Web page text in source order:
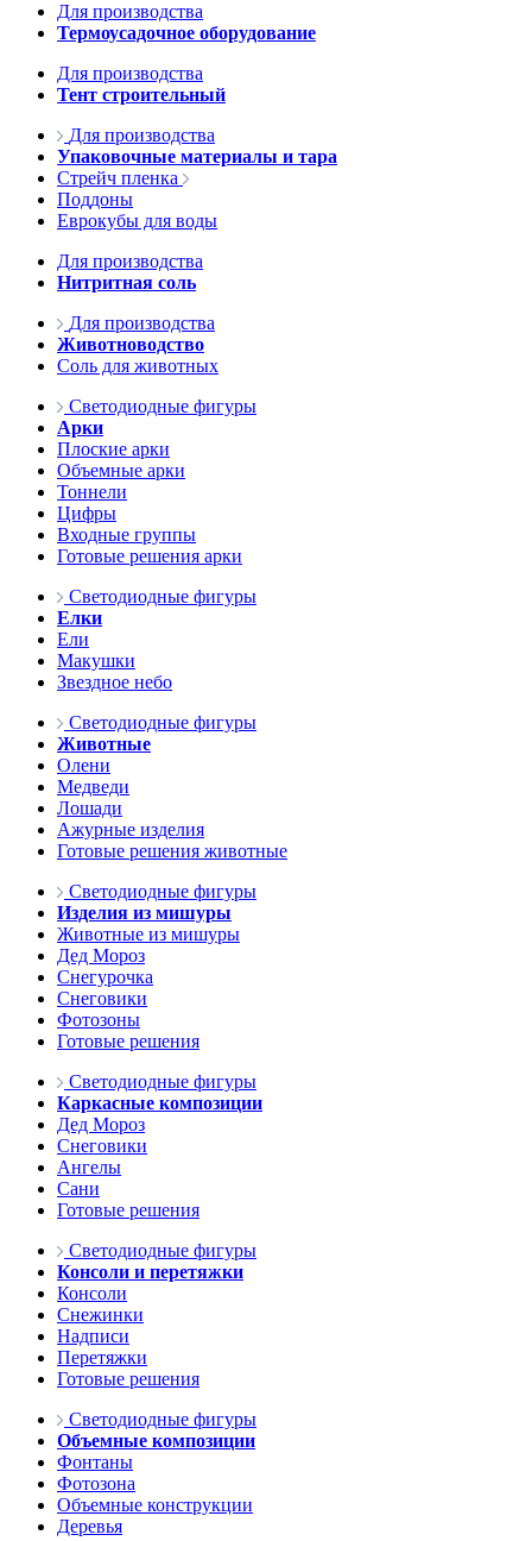
Для производства
Термоусадочное оборудование
Для производства
Тент строительный
Для производства
Упаковочные материалы и тара
Стрейч пленка
Поддоны
Еврокубы для воды
Для производства
Нитритная соль
Для производства
Животноводство
Соль для животных
Светодиодные фигуры
Арки
Плоские арки
Объемные арки
Тоннели
Цифры
Входные группы
Готовые решения арки
Светодиодные фигуры
Елки
Ели
Макушки
Звездное небо
Светодиодные фигуры
Животные
Олени
Медведи
Лошади
Ажурные изделия
Готовые решения животные
Светодиодные фигуры
Изделия из мишуры
Животные из мишуры
Дед Мороз
Снегурочка
Снеговики
Фотозоны
Готовые решения
Светодиодные фигуры
Каркасные композиции
Дед Мороз
Снеговики
Ангелы
Сани
Готовые решения
Светодиодные фигуры
Консоли и перетяжки
Консоли
Снежинки
Надписи
Перетяжки
Готовые решения
Светодиодные фигуры
Объемные композиции
Фонтаны
Фотозона
Объемные конструкции
Деревья